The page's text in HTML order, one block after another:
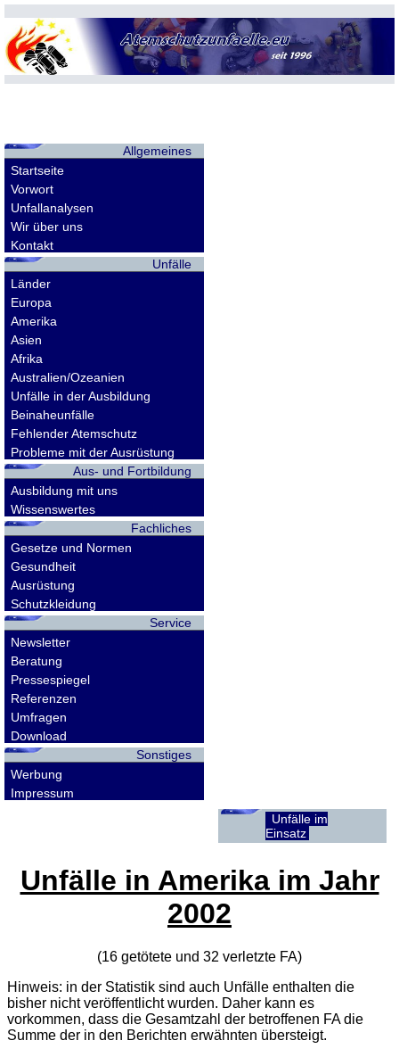
Allgemeines
Startseite
Vorwort
Unfallanalysen
Wir über uns
Kontakt
Unfälle
Länder
Europa
Amerika
Asien
Afrika
Australien/Ozeanien
Unfälle in der Ausbildung
Beinaheunfälle
Fehlender Atemschutz
Probleme mit der Ausrüstung
Aus- und Fortbildung
Ausbildung mit uns
Wissenswertes
Fachliches
Gesetze und Normen
Gesundheit
Ausrüstung
Schutzkleidung
Service
Newsletter
Beratung
Pressespiegel
Referenzen
Umfragen
Download
Sonstiges
Werbung
Impressum
Unfälle im
Einsatz
Unfälle in Amerika im Jahr
2002
(16 getötete und 32 verletzte FA)
Hinweis: in der Statistik sind auch Unfälle enthalten die
bisher nicht veröffentlicht wurden. Daher kann es
vorkommen, dass die Gesamtzahl der betroffenen FAdie
Summe der in den Berichten erwähnten übersteigt.